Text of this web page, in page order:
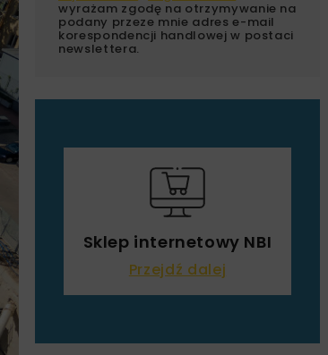
wyrażam zgodę na otrzymywanie na
podany przeze mnie adres e-mail
korespondencji handlowej w postaci
newslettera.
Sklep internetowy NBI
Przejdź dalej